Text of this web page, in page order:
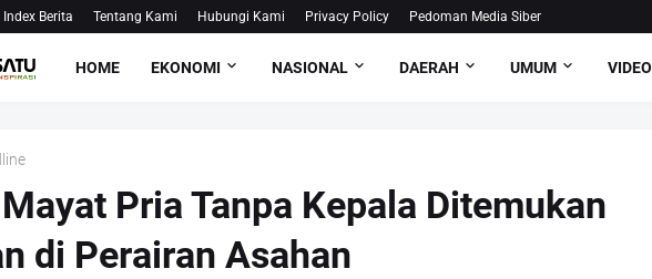
Index Berita Tentang Kami Hubungi Kami Privacy Policy Pedoman Media Siber
HOME EKONOMI NASIONAL DAERAH UMUM VIDEO
Pria Tanpa Kepala Ditemukan
di Perairan Asahan